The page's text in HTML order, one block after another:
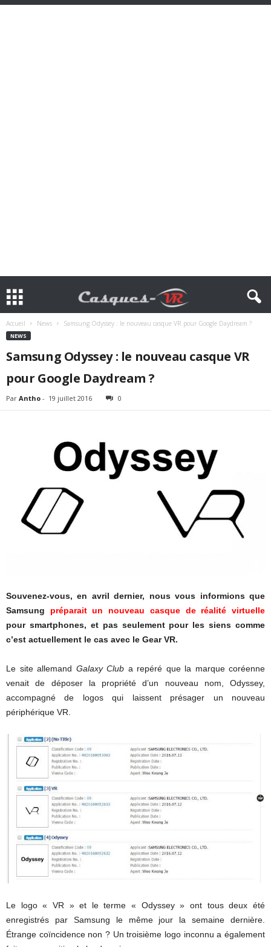
Accueil News Samsung Odyssey : le nouveau casque VR pour Google Daydream ?
NEWS
Samsung Odyssey : le nouveau casque VR
pour Google Daydream ?
Par Antho - 19 juillet 2016 0
Souvenez-vous, en avril dernier, nous vous informions que
Samsung préparait un nouveau casque de réalité virtuelle
pour smartphones, et pas seulement pour les siens comme
c’est actuellement le cas avec le Gear VR.
Le site allemand Galaxy Club a repéré que la marque coréenne
venait de déposer la propriété d’un nouveau nom, Odyssey,
accompagné de logos qui laissent présager un nouveau
périphérique VR.
Le logo « VR » et le terme « Odyssey » ont tous deux été
enregistrés par Samsung le même jour la semaine dernière.
Étrange coïncidence non ? Un troisième logo inconnu a également